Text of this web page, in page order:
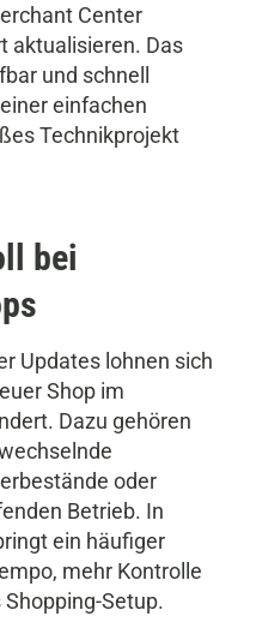
Center
aktualisieren. Das
und schnell
einfachen
Technikprojekt
bei
Updates lohnen sich
Shop im
Dazu gehören
oder
Betrieb. In
ein häufiger
mehr Kontrolle
Setup.